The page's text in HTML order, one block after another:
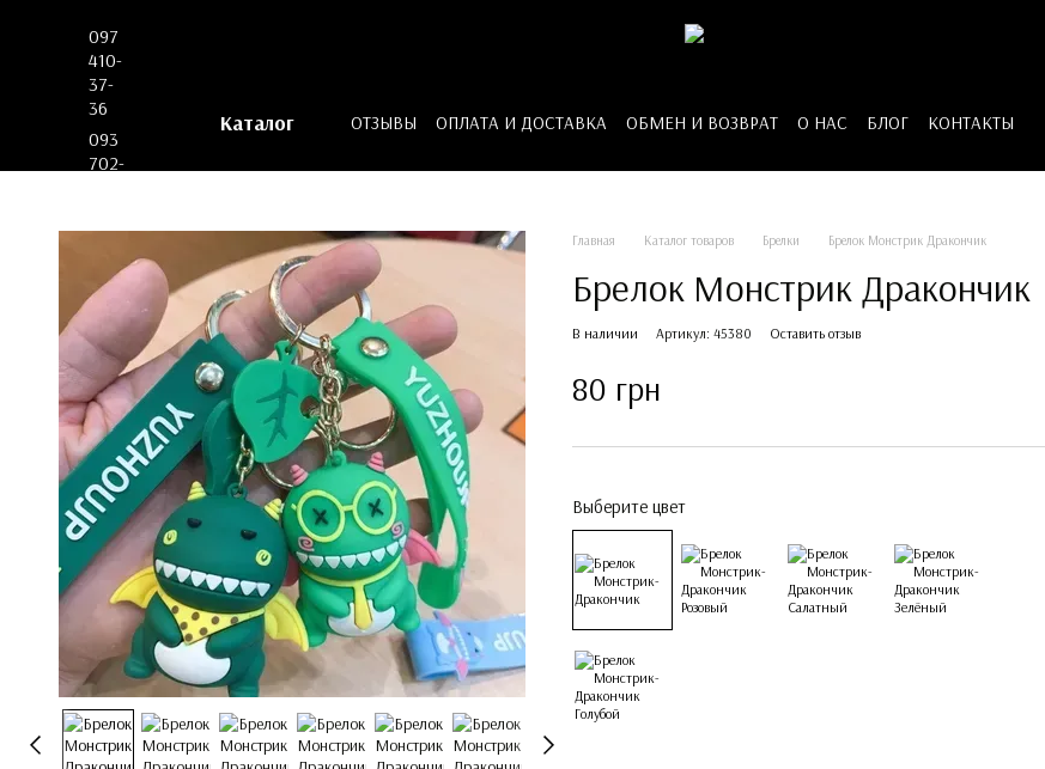
097
410-
37-
36
093
702-
Каталог ОТЗЫВЫ ОПЛАТА И ДОСТАВКА ОБМЕН И ВОЗВРАТ О НАС БЛОГ
КОНТАКТЫ
Главная Каталог товаров Брелки Брелок Монстрик Дракончик
Брелок Монстрик Дракончик
В наличии Артикул: 45380 Оставить отзыв
80 грн
Выберите цвет